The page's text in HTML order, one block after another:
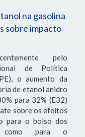
na gasolina
sobre impacto
pelo
de Política
o aumento da
de etanol anidro
para 32% (E32)
sobre os efeitos
para o bolso dos
como para o